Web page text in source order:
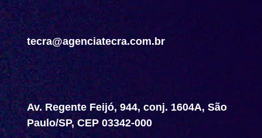
tecra@agenciatecra.com.br
Av. Regente Feijó, 944, conj. 1604A, São
Paulo/SP, CEP 03342-000